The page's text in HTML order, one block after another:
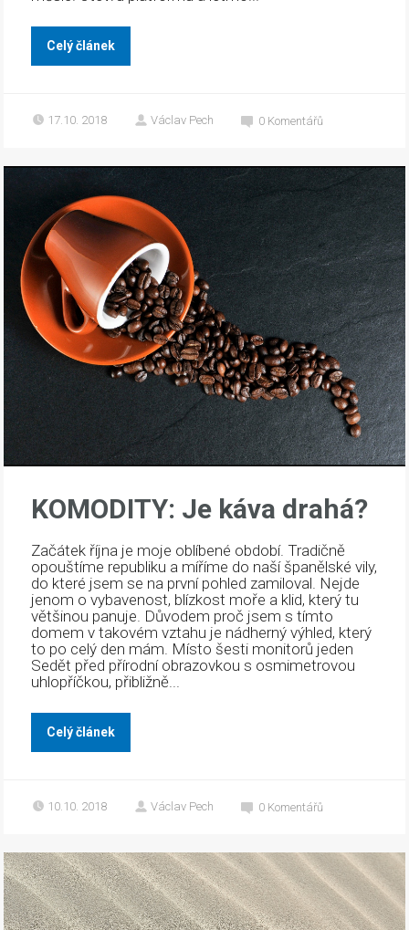
Celý článek
17.10. 2018 Václav Pech 0 Komentářů
KOMODITY: Je káva drahá?
Začátek října je moje oblíbené období. Tradičně
opouštíme republiku a míříme do naší španělské vily,
do které jsem se na první pohled zamiloval. Nejde
jenom o vybavenost, blízkost moře a klid, který tu
většinou panuje. Důvodem proč jsem s tímto
domem v takovém vztahu je nádherný výhled, který
to po celý den mám. Místo šesti monitorů jeden
Sedět před přírodní obrazovkou s osmimetrovou
uhlopříčkou, přibližně...
Celý článek
10.10. 2018 Václav Pech 0 Komentářů